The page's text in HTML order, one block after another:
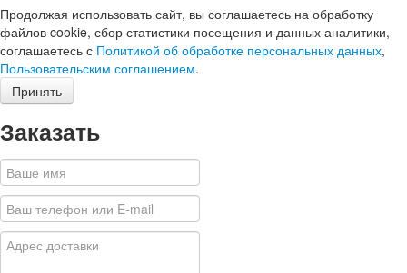
Продолжая использовать сайт, вы соглашаетесь на обработку
файлов cookie, сбор статистики посещения и данных аналитики,
соглашаетесь с Политикой об обработке персональных данных,
Пользовательским соглашением.
Принять
Заказать